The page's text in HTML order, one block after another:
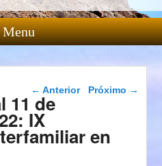
Menu
Navegação das
← Anterior Próximo →
11 de
IX
en